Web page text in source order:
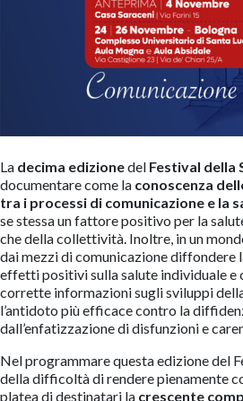
La decima edizionedel Festival della
documentare come la conoscenza
tra i processi di comunicazione e la
se stessa un fattore positivo per la
che della collettività. Inoltre, in un
dai mezzi di comunicazione diffondere
effetti positivi sulla salute individuale
corrette informazioni sugli sviluppi
l’antidoto più efficace contro la
dall’enfatizzazione di disfunzioni e
Nel programmare questa edizione del
della difficoltà di rendere pienamente
platea di destinatari la crescente